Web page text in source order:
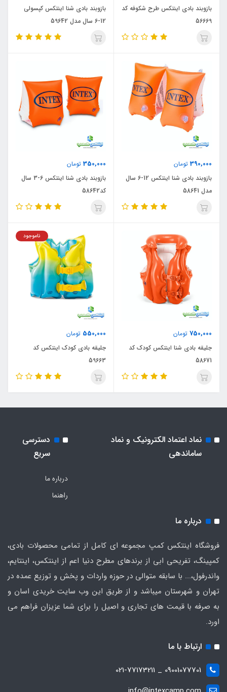
بازوبند بادی اینتکس طرح شکوفه کد
56669
بازوبند بادی شنا اینتکس کپسولی
12-6 سال مدل 59642
390,000 تومان
بازوبند بادی شنا اینتکس 12-6 سال
مدل 58641
350,000 تومان
بازوبند بادی شنا اینتکس 6-3 سال
کد58642
750,000 تومان
جلیقه بادی شنا اینتکس کودک کد
58671
550,000 تومان
ناموجود
جلیقه بادی کودک اینتکس کد
59663
نماد اعتماد الکترونیک و نماد
ساماندهی
دسترسی
سریع
درباره ما
راهنما
درباره ما
فروشگاه اینتکس کمپ مجموعه ای کامل از تمامی محصولات بادی،
کمپینگ، تفریحی ابی از برندهای مطرح دنیا اعم از اینتکس، اینتایم،
واندرفول،... با سابقه متوالی در حوزه واردات و پخش و توزیع عمده در
تهران و شهرستان میباشد و از طریق این وب سایت خریدی اسان و
به صرفه با قیمت های تجاری و اصیل را برای شما عزیزان فراهم می
اورد.
ارتباط با ما
09001077701 _ 021-77173211